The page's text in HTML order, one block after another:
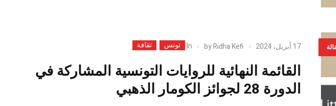
17 أبريل، 2024 byRidha Kefi
In تونس ثقافة
القائمة النهائية للروايات التونسية المشاركة في
الدورة 28 لجوائز الكومار الذهبي